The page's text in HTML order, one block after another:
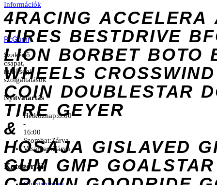
Információk
4RACING ACCELERA
TIRES BESTDRIVE
LION BORBET BOTO
WHEELS CROSSWIND
COIN DOUBLESTAR
TIRE GEYER
&
HOSAJA GISLAVED
GUM GMP GOALSTAR
RcGumi
Szakértő
csapat,
minőségi
szolgáltatások
Nyitvatartás
Hétköznap:8:00
-
16:00
Szombat:Zárva
Vasárnap:Zárva
Kategóriák